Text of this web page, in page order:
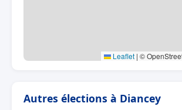
Leaflet | ©
Autres élections à Diancey